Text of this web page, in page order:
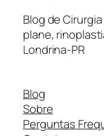
Blog de
plane,
Londrina-PR
Blog
Sobre
Perguntas